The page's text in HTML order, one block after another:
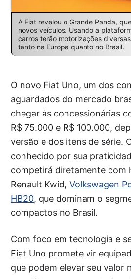
A Fiat revelou o Grande Panda,
novos veículos. Usando a
carros terão motorizações
tanto na Europa quanto no Brasil.
O novo Fiat Uno, um dos
aguardados do mercado
chegar às concessionárias
R$ 75.000 e R$ 100.000,
versão e dos itens de série.
conhecido por sua
competirá diretamente com
Renault Kwid,Volkswagen
HB20, que dominam o
compactos no Brasil.
Com foco em tecnologia e
Fiat Uno promete vir
que podem elevar seu valor